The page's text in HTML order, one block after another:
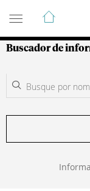
Guía de
Buscador de